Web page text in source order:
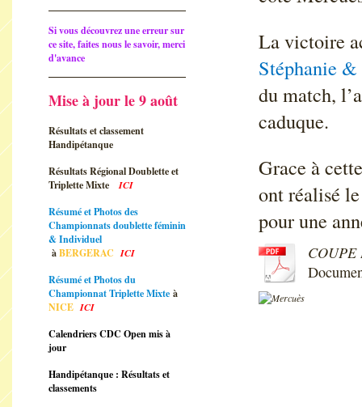
Si vous découvrez une erreur sur
ce site, faites nous le savoir, merci
d'avance
Mise à jour le 9 août
Résultats et classement
Handipétanque
Résultats Régional Doublette et
Triplette Mixte
ICI
Résumé et Photos des
Championnats doublette féminin
& Individuel
àBERGERACICI
Résumé et Photos du
Championnat Triplette Mixte à
NICEICI
Calendriers CDC Open mis à
jour
Handipétanque : Résultats et
classements
La victoire
Stéphanie
du match,
caduque.
Grace à
ont réalisé
pour une